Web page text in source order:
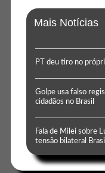
Mais Notícias
PT deu tiro no
Golpe usa falso
cidadãos no Brasil
Fala de Milei sobre
tensão bilateral